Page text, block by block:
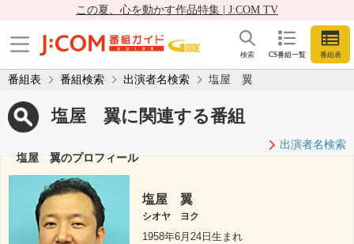
この夏、心を動かす作品特集 | J:COM TV
CS番組一覧 番組表
検索
番組表 番組検索 出演者名検索 塩屋 翼
塩屋 翼に関連する番組
出演者名検索
塩屋 翼のプロフィール
塩屋 翼
シオヤ ヨク
1958年6月24日生まれ